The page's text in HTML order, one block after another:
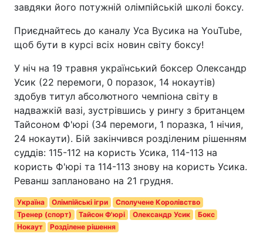
завдяки його потужній олімпійській школі боксу.
Приєднайтесь до каналу Уса Вусика на YouTube,
щоб бути в курсі всіх новин світу боксу!
У ніч на 19 травня український боксер Олександр
Усик (22 перемоги, 0 поразок, 14 нокаутів)
здобув титул абсолютного чемпіона світу в
надважкій вазі, зустрівшись у рингу з британцем
Тайсоном Ф'юрі (34 перемоги, 1 поразка, 1 нічия,
24 нокаути). Бій закінчився розділеним рішенням
суддів: 115-112 на користь Усика, 114-113 на
користь Ф'юрі та 114-113 знову на користь Усика.
Реванш заплановано на 21 грудня.
Україна Олімпійські ігри
Сполучене Королівство
Тренер (спорт)
Тайсон Ф'юрі Олександр Усик
Бокс
Нокаут
Розділене рішення